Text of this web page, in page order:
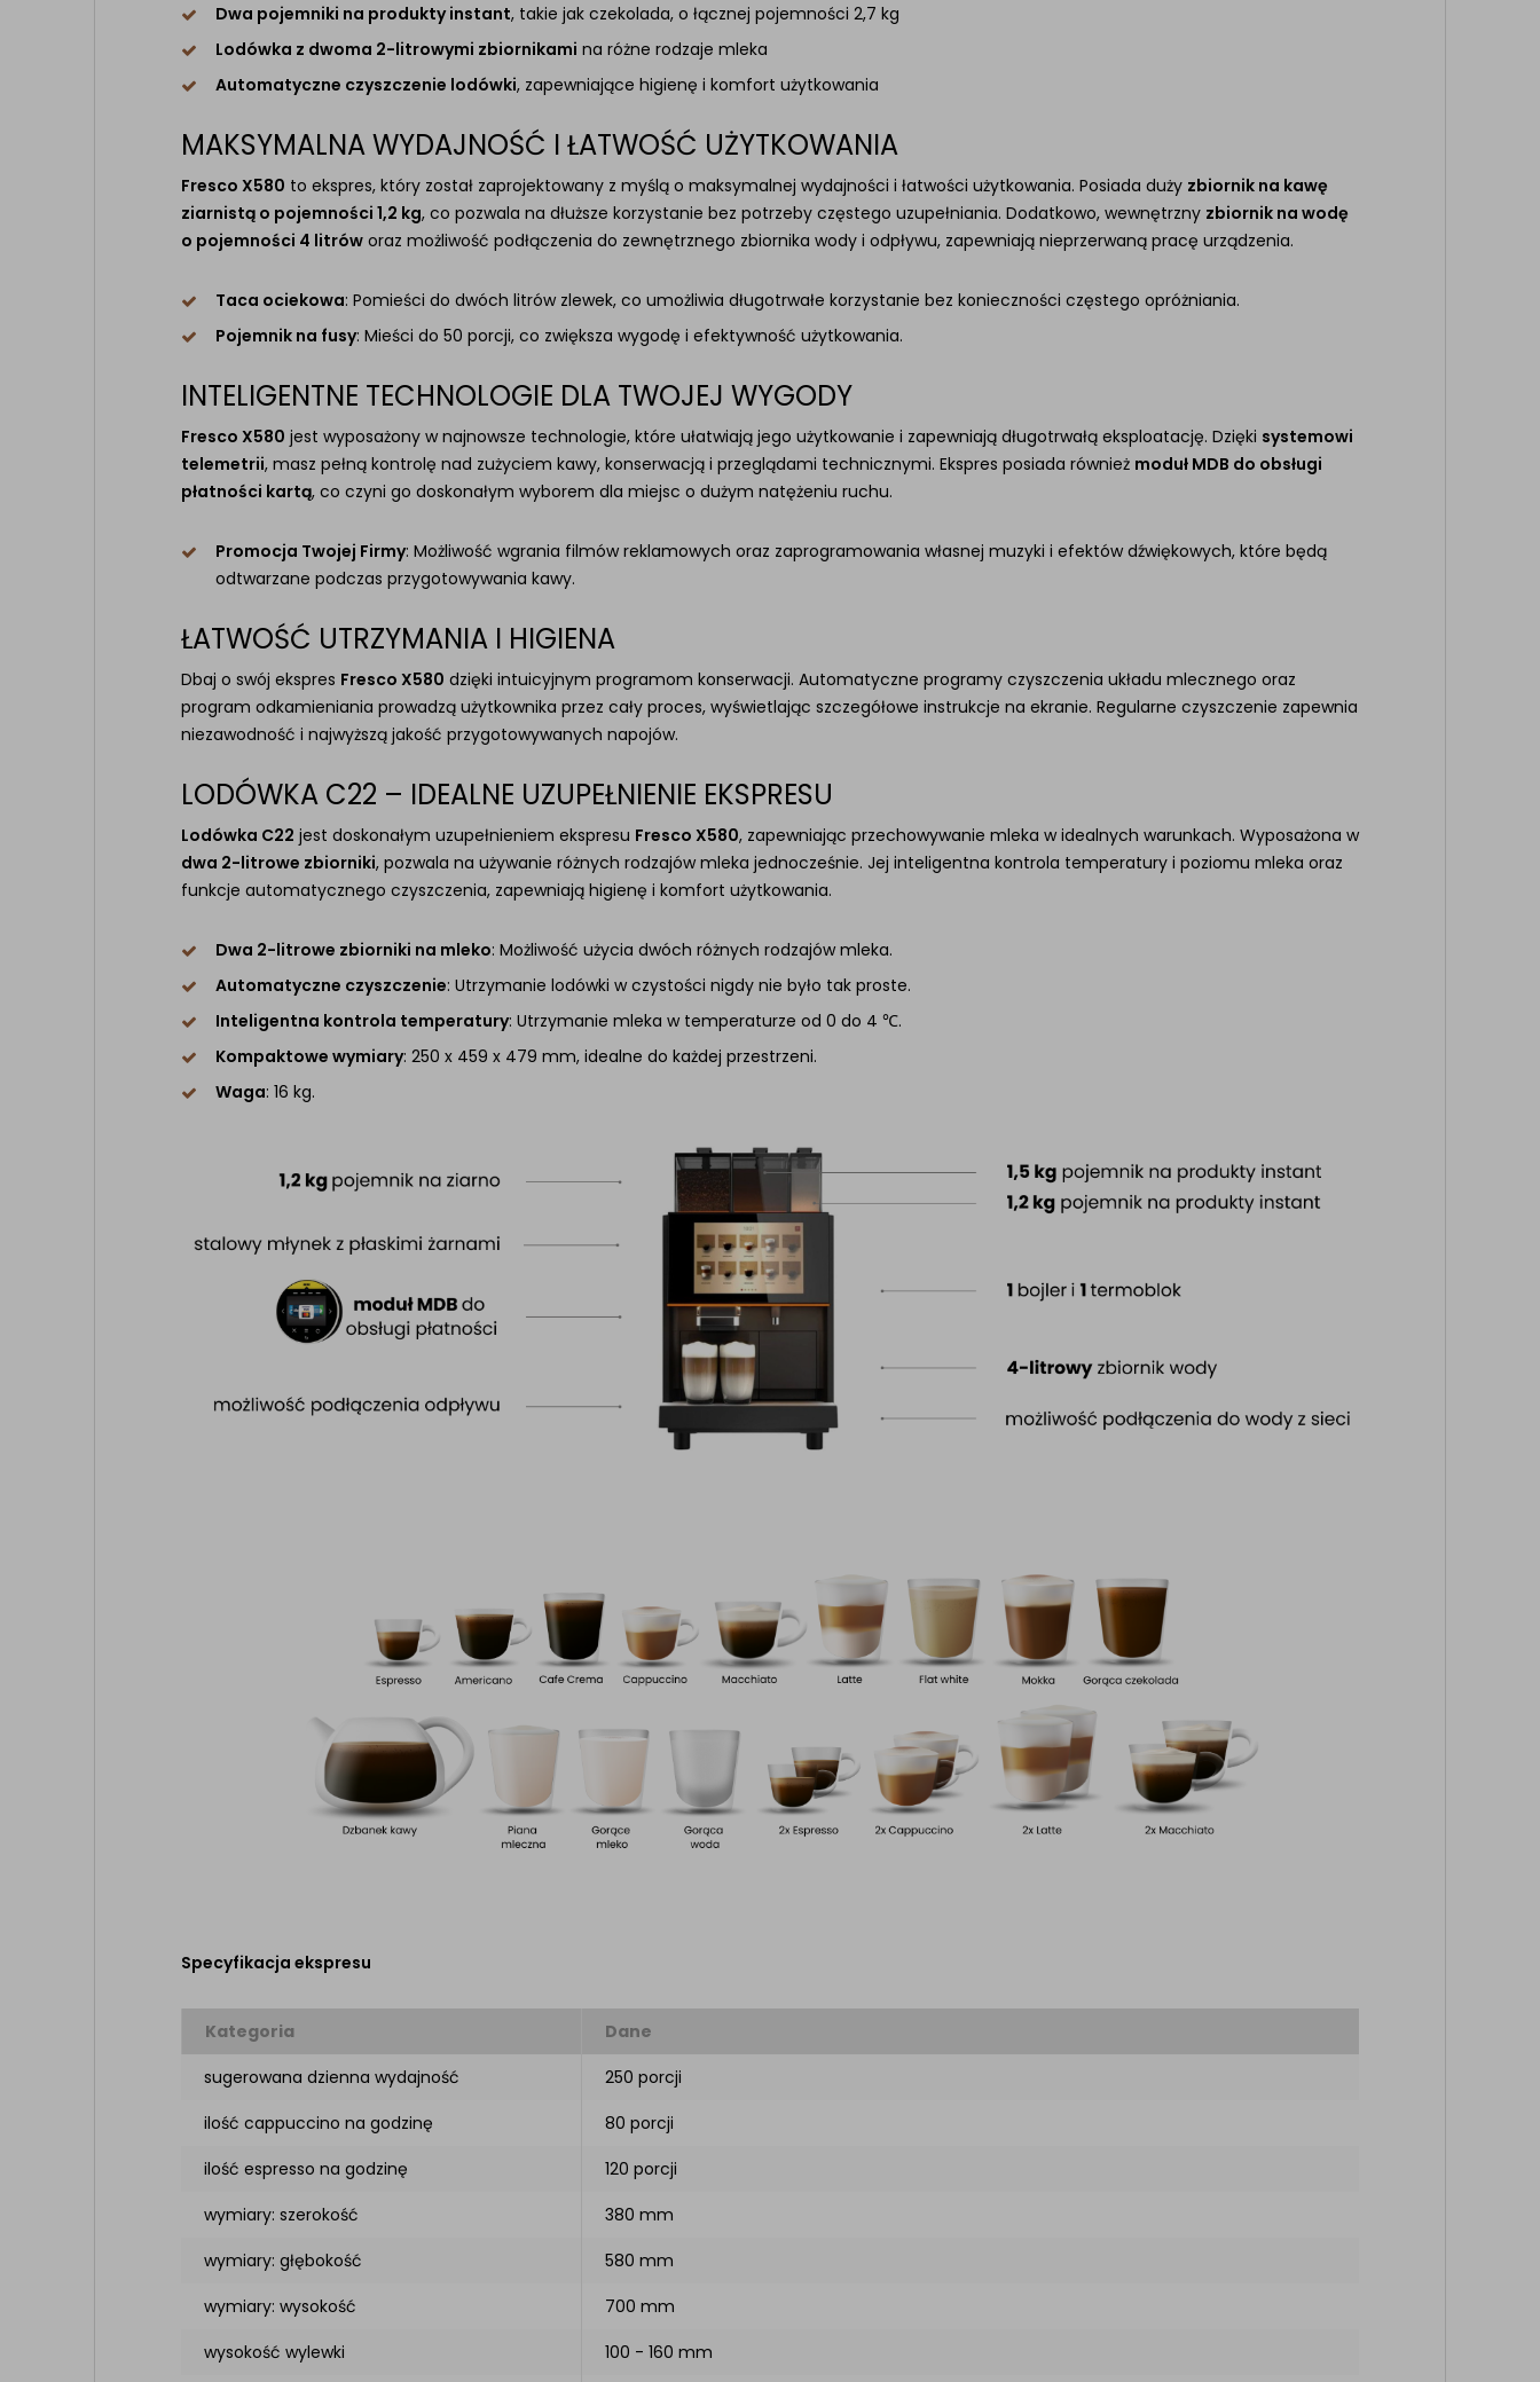
Dwa pojemniki na produkty instant, takie jak czekolada, o łącznej pojemności 2,7 kg
Lodówka z dwoma 2-litrowymi zbiornikami na różne rodzaje mleka
Automatyczne czyszczenie lodówki, zapewniające higienę i komfort użytkowania
MAKSYMALNA WYDAJNOŚĆ I ŁATWOŚĆ UŻYTKOWANIA
Fresco X580 to ekspres, który został zaprojektowany z myślą o maksymalnej wydajności i łatwości użytkowania. Posiada duży zbiornik na kawę
ziarnistą o pojemności 1,2 kg, co pozwala na dłuższe korzystanie bez potrzeby częstego uzupełniania. Dodatkowo, wewnętrzny zbiornik na wodę
o pojemności 4 litrów oraz możliwość podłączenia do zewnętrznego zbiornika wody i odpływu, zapewniają nieprzerwaną pracę urządzenia.
Taca ociekowa: Pomieści do dwóch litrów zlewek, co umożliwia długotrwałe korzystanie bez konieczności częstego opróżniania.
Pojemnik na fusy: Mieści do 50 porcji, co zwiększa wygodę i efektywność użytkowania.
INTELIGENTNE TECHNOLOGIE DLA TWOJEJ WYGODY
Fresco X580 jest wyposażony w najnowsze technologie, które ułatwiają jego użytkowanie i zapewniają długotrwałą eksploatację. Dzięki systemowi
telemetrii, masz pełną kontrolę nad zużyciem kawy, konserwacją i przeglądami technicznymi. Ekspres posiada również moduł MDB do obsługi
płatności kartą, co czyni go doskonałym wyborem dla miejsc o dużym natężeniu ruchu.
Promocja Twojej Firmy: Możliwość wgrania filmów reklamowych oraz zaprogramowania własnej muzyki i efektów dźwiękowych, które będą
odtwarzane podczas przygotowywania kawy.
ŁATWOŚĆ UTRZYMANIA I HIGIENA
Dbaj o swój ekspres Fresco X580 dzięki intuicyjnym programom konserwacji. Automatyczne programy czyszczenia układu mlecznego oraz
program odkamieniania prowadzą użytkownika przez cały proces, wyświetlając szczegółowe instrukcje na ekranie. Regularne czyszczenie zapewnia
niezawodność i najwyższą jakość przygotowywanych napojów.
LODÓWKA C22 – IDEALNE UZUPEŁNIENIE EKSPRESU
Lodówka C22 jest doskonałym uzupełnieniem ekspresu Fresco X580, zapewniając przechowywanie mleka w idealnych warunkach. Wyposażona w
dwa 2-litrowe zbiorniki, pozwala na używanie różnych rodzajów mleka jednocześnie. Jej inteligentna kontrola temperatury i poziomu mleka oraz
funkcje automatycznego czyszczenia, zapewniają higienę i komfort użytkowania.
Dwa 2-litrowe zbiorniki na mleko: Możliwość użycia dwóch różnych rodzajów mleka.
Automatyczne czyszczenie: Utrzymanie lodówki w czystości nigdy nie było tak proste.
Inteligentna kontrola temperatury: Utrzymanie mleka w temperaturze od 0 do 4 ℃.
Kompaktowe wymiary: 250 x 459 x 479 mm, idealne do każdej przestrzeni.
Waga: 16 kg.
Specyfikacja ekspresu
Kategoria
Dane
sugerowana dzienna wydajność
250 porcji
ilość cappuccino na godzinę
80 porcji
ilość espresso na godzinę
120 porcji
wymiary: szerokość
380 mm
wymiary: głębokość
580 mm
wymiary: wysokość
700 mm
wysokość wylewki
100 - 160 mm